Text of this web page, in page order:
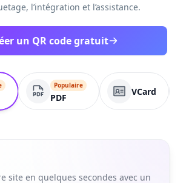
l’intégration et l’assistance.
un QR code gratuit
Populaire
PDF
VCard
site en quelques secondes avec un